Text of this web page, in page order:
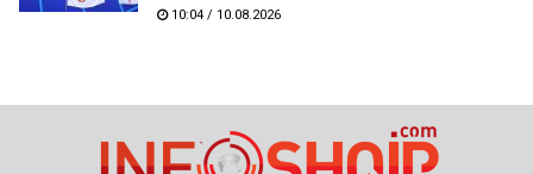
10:04 / 10.08.2026